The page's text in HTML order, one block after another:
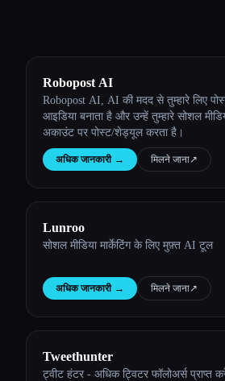
Robopost AI
Robopost AI, AI की मदद से तुम्हारे लिए
आइडिया बनाता है और उन्हें तुम्हारे सोशल
अकाउंट पर पोस्ट/शेड्यूल करता है।
अधिक जानकारी → मिलने जाना↗︎
Lunroo
सोशल मीडिया मार्केटिंग के लिए मुफ़्त AI टूल
अधिक जानकारी → मिलने जाना↗︎
Tweethunter
ट्वीट हंटर - अधिक ट्विटर फॉलोअर्स प्राप्त